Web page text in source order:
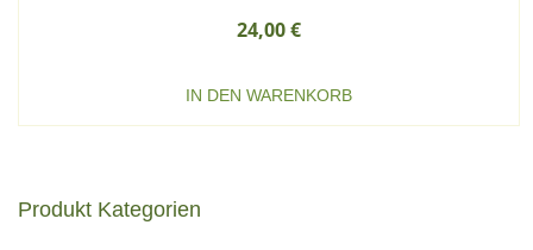
24,00€
IN DEN WARENKORB
Produkt Kategorien